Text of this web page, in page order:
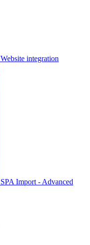
Website integration
SPA Import - Advanced